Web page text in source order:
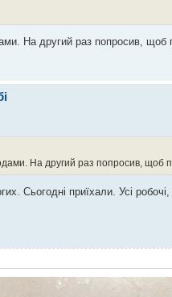
На другий раз попросив, щоб
На другий раз попросив, щоб
Сьогодні приїхали. Усі